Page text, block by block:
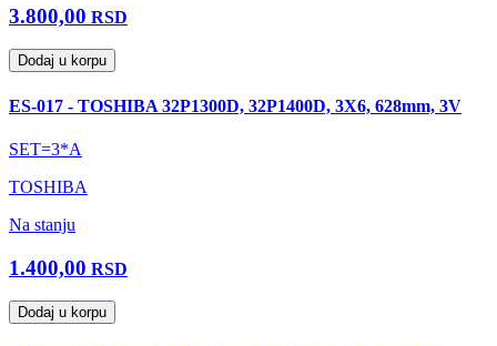
3.800,00 RSD
Dodaj u korpu
ES-017 - TOSHIBA 32P1300D, 32P1400D, 3X6, 628mm, 3V
SET=3*A
TOSHIBA
Na stanju
1.400,00 RSD
Dodaj u korpu